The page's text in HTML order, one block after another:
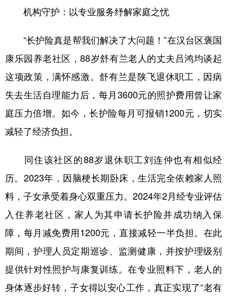
机构守护：以专业服务纾解家庭之忧
“长护险真是帮我们解决了大问题！”在汉台区褒国
康乐园养老社区，88岁舒有兰老人的丈夫吕鸿均谈起
这项政策，满怀感激。舒有兰是陕飞退休职工，因病
失去生活自理能力后，每月3600元的照护费用曾让家
庭压力倍增。如今，长护险每月可报销1200元，切实
减轻了经济负担。
同住该社区的88岁退休职工刘连仲也有相似经
历。2023年，因脑梗长期卧床，生活完全依赖家人照
料，子女承受着身心双重压力。2024年2月经专业评估
入住养老社区，家人为其申请长护险并成功纳入保
障，每月减免费用1200元，直接减轻一半负担。在此
期间，护理人员定期巡诊、监测健康，并按护理级别
提供针对性照护与康复训练。在专业照料下，老人的
身体逐步好转，子女得以安心工作，真正实现了“老有